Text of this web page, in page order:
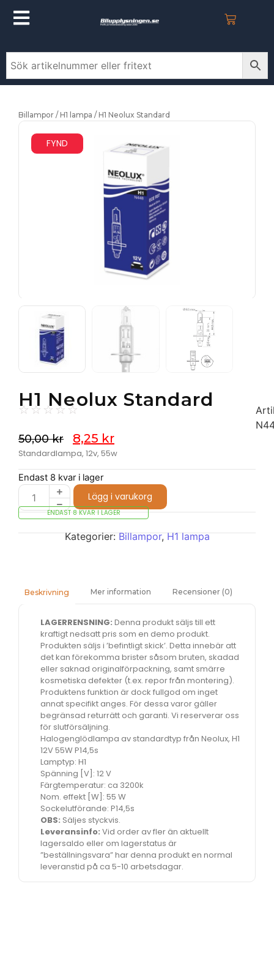
Billampor / H1 lampa / H1 Neolux Standard
FYND
H1 Neolux Standard
☆☆ ☆ ☆☆
50,00kr 8,25 kr
Standardlampa, 12v, 55w
Endast 8 kvar i lager
Lägg i varukorg
ENDAST 8 KVAR I LAGER
Kategorier:Billampor,H1 lampa
Beskrivning Mer information Recensioner (0)
LAGERRENSNING: Denna produkt säljs till ett
kraftigt nedsatt pris som en demo produkt.
Produkten säljs i ’befintligt skick’. Detta innebär att
det kan förekomma brister såsom bruten, skadad
eller saknad originalförpackning, samt smärre
kosmetiska defekter (t.ex. repor från montering).
Produktens funktion är dock fullgod om inget
annat specifikt anges. För dessa varor gäller
begränsad returrätt och garanti. Vi reserverar oss
för slutförsäljning.
Halogenglödlampa av standardtyp från Neolux, H1
12V 55W P14,5s
Lamptyp: H1
Spänning [V]: 12 V
Färgtemperatur: ca 3200k
Nom. effekt [W]: 55 W
Sockelutförande: P14,5s
OBS: Säljes styckvis.
Leveransinfo: Vid order av fler än aktuellt
lagersaldo eller om lagerstatus är
”beställningsvara” har denna produkt en normal
leveranstid på ca 5-10 arbetsdagar.